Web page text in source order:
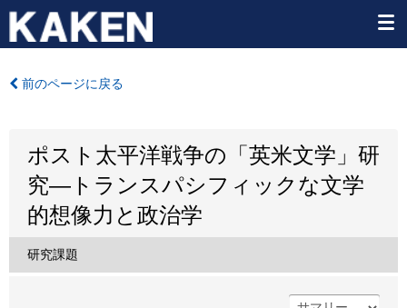
前のページに戻る
ポスト太平洋戦争の「英米文学」研
究―トランスパシフィックな文学
的想像力と政治学
研究課題